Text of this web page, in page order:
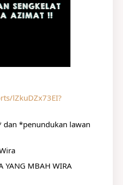
lZkuDZx73EI?
dan *penundukan lawan
YANG MBAH WIRA